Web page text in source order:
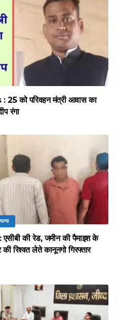
को परिवहन मंत्री आवास का
रंगा
की रेड, जमीन की पैमाइश के
रिश्वत लेते कानूनगो गिरफ्तार